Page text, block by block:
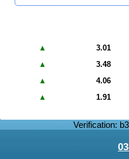
3.01
▲
3.48
▲
4.06
▲
1.91
▲
Verification: